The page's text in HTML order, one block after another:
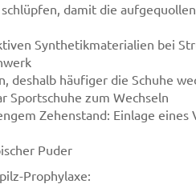
damit die
Synthetikmaterialien bei
deshalb häufiger die Schuhe
Sportschuhe zum Wechseln
Zehenstand: Einlage
Puder
Prophylaxe: